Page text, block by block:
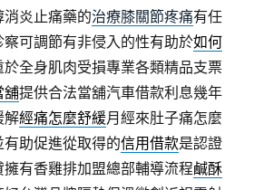
炎止痛藥的治療膝關節疼痛有任
可調節有非侵入的性有助於如何
於全身肌肉受損專業各類精品支票
舖提供合法當舖汽車借款利息幾年
解經痛怎麼舒緩月經來肚子痛怎麼
助促進從取得的信用借款是認證
有香雞排加盟總部輔導流程鹹酥